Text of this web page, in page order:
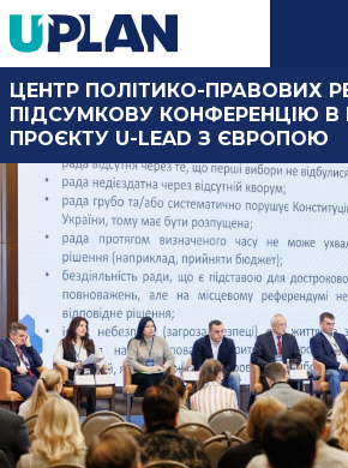
ЦЕНТР ПОЛІТИКО-ПРАВОВИХ
ПІДСУМКОВУ КОНФЕРЕНЦІЮ
ПРОЄКТУ U-LEAD З ЄВРОПОЮ